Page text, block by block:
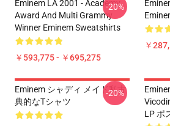
Eminem LA 2001 - Academy
Award And Multi Grammy
Winner Eminem Sweatshirts
￥593,775 - ￥695,275
-20%
￥
Eminem シャディ メイド私古
典的なTシャツ
-20%
LP ポ